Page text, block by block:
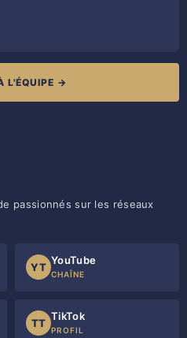
L'ÉQUIPE →
passionnés sur les réseaux
YT
YouTube
CHAÎNE
TT
TikTok
PROFIL